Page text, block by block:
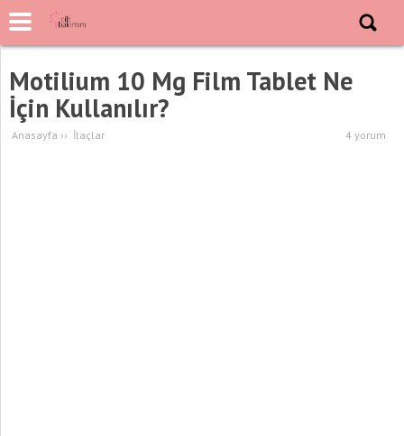
Motilium 10 Mg Film Tablet Ne
İçin Kullanılır?
Anasayfa ›› İlaçlar 4 yorum